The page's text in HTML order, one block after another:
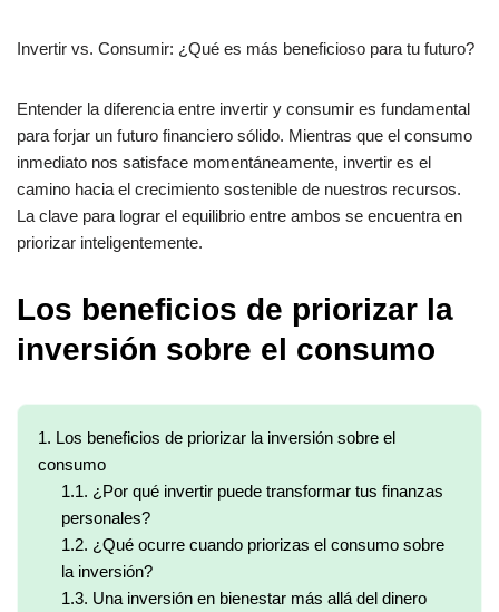
Invertir vs. Consumir: ¿Qué es más beneficioso para tu futuro?
Entender la diferencia entre invertir y consumir es fundamental
para forjar un futuro financiero sólido. Mientras que el consumo
inmediato nos satisface momentáneamente, invertir es el
camino hacia el crecimiento sostenible de nuestros recursos.
La clave para lograr el equilibrio entre ambos se encuentra en
priorizar inteligentemente.
Los beneficios de priorizar la
inversión sobre el consumo
1. Los beneficios de priorizar la inversión sobre el
consumo
1.1. ¿Por qué invertir puede transformar tus finanzas
personales?
1.2. ¿Qué ocurre cuando priorizas el consumo sobre
la inversión?
1.3. Una inversión en bienestar más allá del dinero